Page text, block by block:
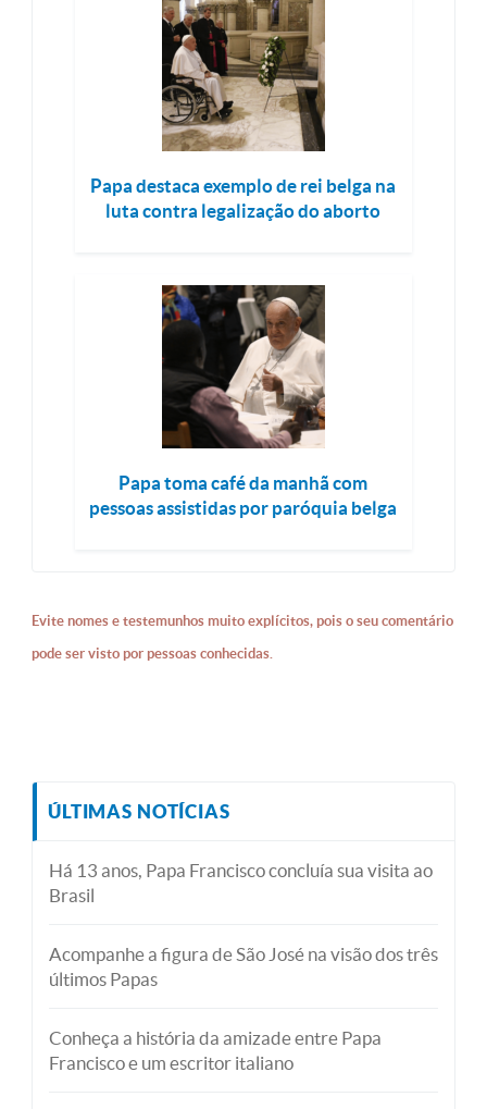
Papa destaca exemplo de rei belga na
luta contra legalização do aborto
Papa toma café da manhã com
pessoas assistidas por paróquia belga
Evite nomes e testemunhos muito explícitos, pois o seu comentário
pode ser visto por pessoas conhecidas.
ÚLTIMAS NOTÍCIAS
Há 13 anos, Papa Francisco concluía sua visita ao
Brasil
Acompanhe a figura de São José na visão dos três
últimos Papas
Conheça a história da amizade entre Papa
Francisco e um escritor italiano